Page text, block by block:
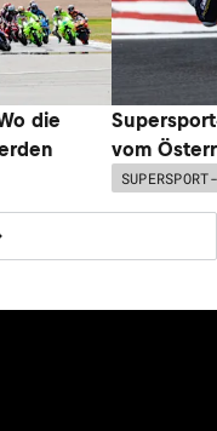
die
vom
SUPERSPORT-